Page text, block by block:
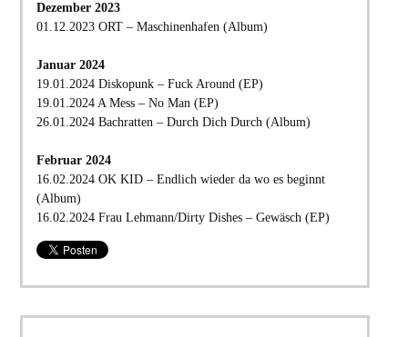
Dezember 2023
01.12.2023 ORT – Maschinenhafen (Album)
Januar 2024
19.01.2024 Diskopunk – Fuck Around (EP)
19.01.2024 A Mess – No Man (EP)
26.01.2024 Bachratten – Durch Dich Durch (Album)
Februar 2024
16.02.2024 OK KID – Endlich wieder da wo es beginnt
(Album)
16.02.2024 Frau Lehmann/Dirty Dishes – Gewäsch (EP)